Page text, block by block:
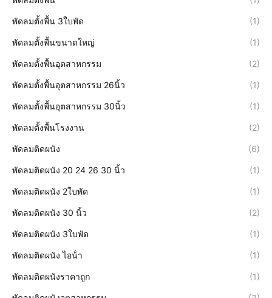
พัดลมตั้งพื้น 3ใบพัด (1)
พัดลมตั้งพื้นขนาดใหญ่ (1)
พัดลมตั้งพื้นอุตสาหกรรม (2)
พัดลมตั้งพื้นอุตสาหกรรม 26นิ้ว (1)
พัดลมตั้งพื้นอุตสาหกรรม 30นิ้ว (1)
พัดลมตั้งพื้นโรงงาน (2)
พัดลมติดผนัง (6)
พัดลมติดผนัง 20 24 26 30 นิ้ว (1)
พัดลมติดผนัง 2ใบพัด (1)
พัดลมติดผนัง 30 นิ้ว (2)
พัดลมติดผนัง 3ใบพัด (1)
พัดลมติดผนัง ไอน้ํา (1)
พัดลมติดผนังราคาถูก (1)